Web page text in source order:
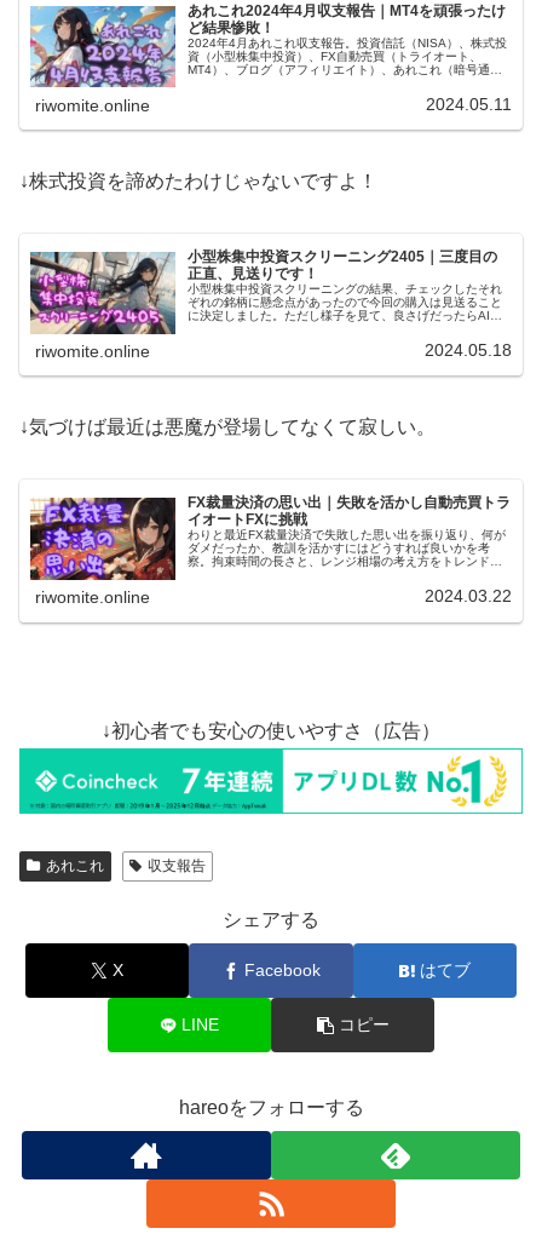
あれこれ2024年4月収支報告｜MT4を頑張ったけ
ど結果惨敗！
2024年4月あれこれ収支報告。投資信託（NISA）、株式投
資（小型株集中投資）、FX自動売買（トライオート、
MT4）、ブログ（アフィリエイト）、あれこれ（暗号通貨
riwomite.online 2024.05.11
↓株式投資を諦めたわけじゃないですよ！
小型株集中投資スクリーニング2405｜三度目の
正直、見送りです！
小型株集中投資スクリーニングの結果、チェックしたそれ
ぞれの銘柄に懸念点があったので今回の購入は見送ること
に決定しました。ただし様子を見て、良さげだったらAI、
riwomite.online 2024.05.18
↓気づけば最近は悪魔が登場してなくて寂しい。
FX裁量決済の思い出｜失敗を活かし自動売買トラ
イオートFXに挑戦
わりと最近FX裁量決済で失敗した思い出を振り返り、何が
ダメだったか、教訓を活かすにはどうすれば良いかを考
察。拘束時間の長さと、レンジ相場の考え方をトレンド相
riwomite.online 2024.03.22
↓初心者でも安心の使いやすさ（広告）
あれこれ 収支報告
シェアする
X Facebook はてブ
LINE コピー
hareoをフォローする